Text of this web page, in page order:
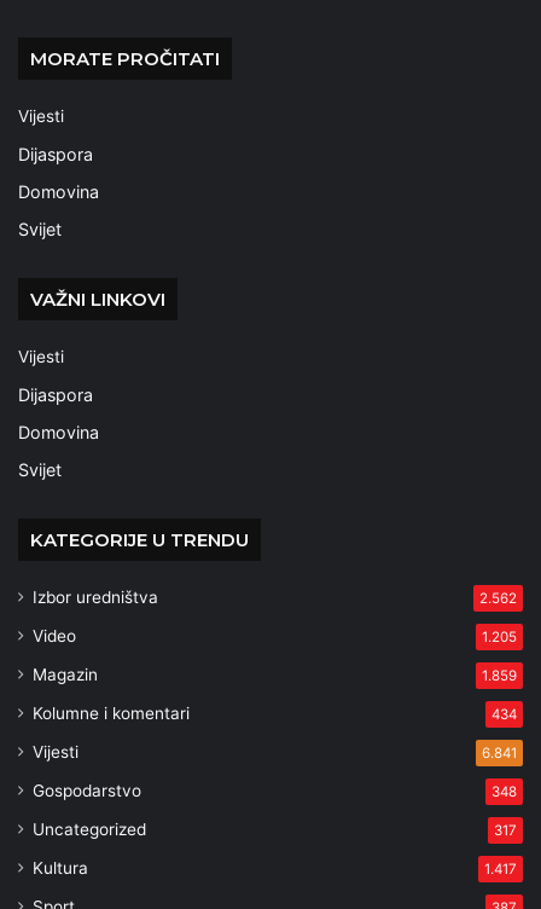
MORATE PROČITATI
Vijesti
Dijaspora
Domovina
Svijet
VAŽNI LINKOVI
Vijesti
Dijaspora
Domovina
Svijet
KATEGORIJE U TRENDU
Izbor uredništva 2.562
Video 1.205
Magazin 1.859
Kolumne i komentari 434
Vijesti 6.841
Gospodarstvo 348
Uncategorized 317
Kultura 1.417